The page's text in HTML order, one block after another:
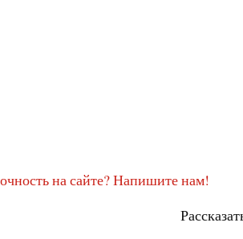
на сайте? Напишите нам!